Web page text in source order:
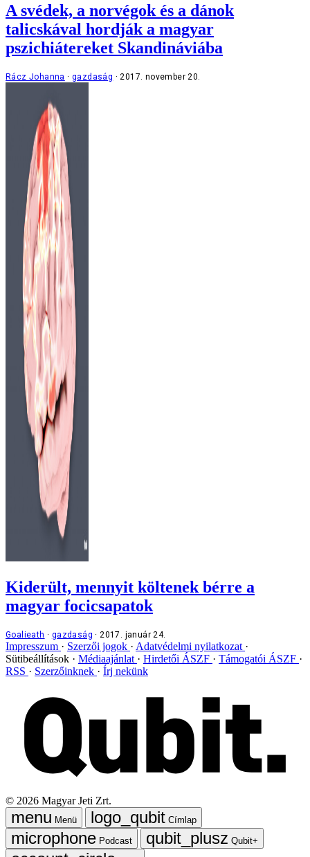
A svédek, a norvégok és a dánok
talicskával hordják a magyar
pszichiátereket Skandináviába
Rácz Johanna gazdaság 2017. november 20.
Kiderült, mennyit költenek bérre a
magyar focicsapatok
Goalieath gazdaság 2017. január 24.
Impresszum Szerzői jogok
Adatvédelmi nyilatkozat
Sütibeállítások
Médiaajánlat Hirdetői ÁSZF
Támogatói ÁSZF
RSS
Szerzőinknek Írj nekünk
© 2026 Magyar Jeti Zrt.
Menü
Címlap
Podcast
Qubit+